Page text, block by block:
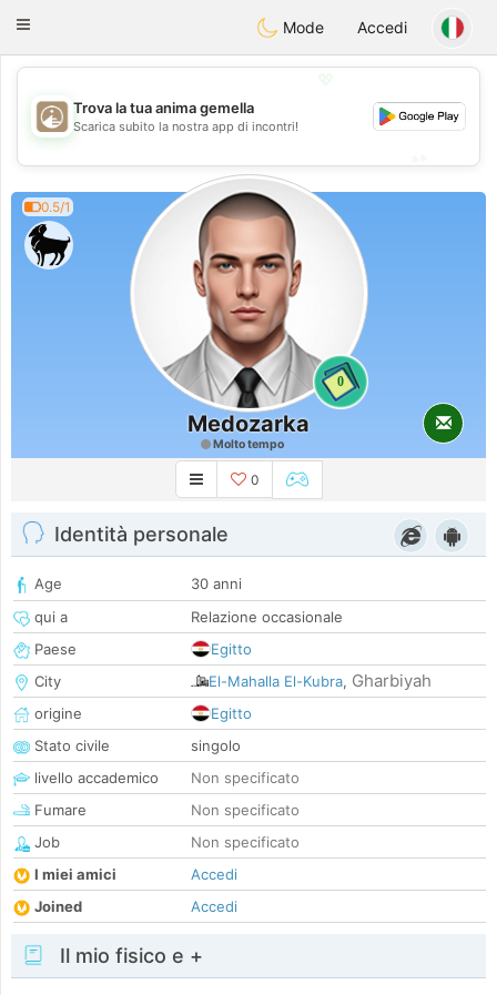
ahebik
Toggle
Mode Accedi
💖
💕
Trova la tua anima gemella
Scarica subito la nostra app di incontri!
0.5/1
0
Medozarka
Molto tempo
0
Identità personale
Age
30 anni
qui a
Relazione occasionale
Paese
Egitto
City
El-Mahalla El-Kubra, Gharbiyah
origine
Egitto
Stato civile
singolo
livello accademico
Non specificato
Fumare
Non specificato
Job
Non specificato
I miei amici
Accedi
Joined
Accedi
Il mio fisico e +